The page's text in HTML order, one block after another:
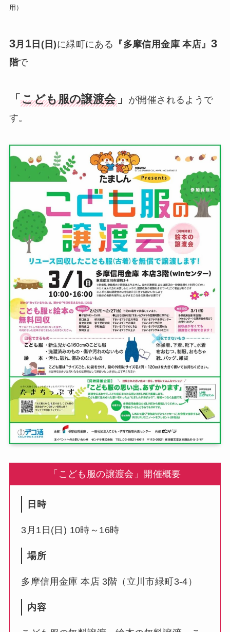
用）
3月 1 日(日)に緑町にある 『多摩信用金庫 本店』 3
階で
「こども服の譲渡会」
が開催されるようで
す。
「こども服の譲渡会」開催概要
日時
3月1日(日) 10時～16時
場所
多摩信用金庫 本店 3階（立川市緑町3-4）
内容